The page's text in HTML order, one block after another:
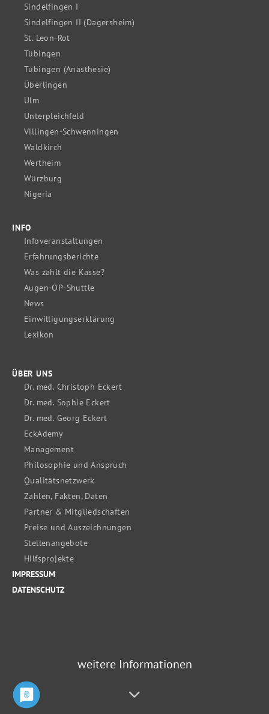
Sindelfingen I
Sindelfingen II (Dagersheim)
St. Leon-Rot
Tübingen
Tübingen (Anästhesie)
Überlingen
Ulm
Unterpleichfeld
Villingen-Schwenningen
Waldkirch
Wertheim
Würzburg
Nigeria
INFO
Infoveranstaltungen
Erfahrungsberichte
Was zahlt die Kasse?
Augen-OP-Shuttle
News
Einwilligungserklärung
Lexikon
ÜBER UNS
Dr. med. Christoph Eckert
Dr. med. Sophie Eckert
Dr. med. Georg Eckert
EckAdemy
Management
Philosophie und Anspruch
Qualitätsnetzwerk
Zahlen, Fakten, Daten
Partner & Mitgliedschaften
Preise und Auszeichnungen
Stellenangebote
Hilfsprojekte
IMPRESSUM
DATENSCHUTZ
weitere Informationen